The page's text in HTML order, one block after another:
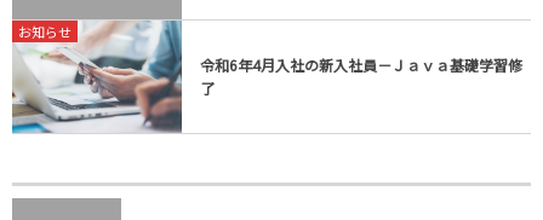
お知らせ
令和6年4月入社の新入社員－Ｊａｖａ基礎学習修
了